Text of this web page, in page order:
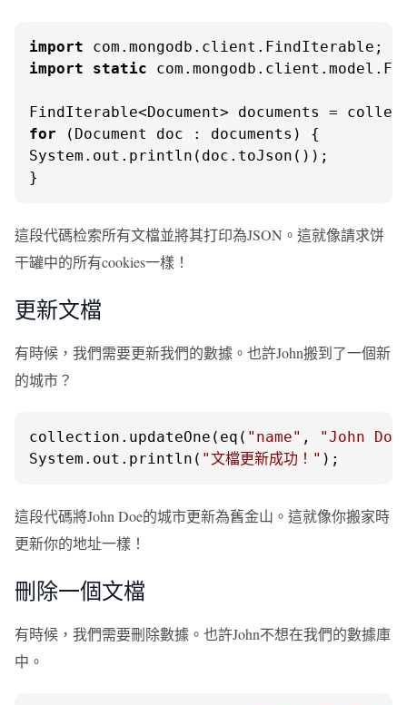
import
import
static
for (Document doc : documents) {
System.out.println(doc.toJson());
}
這段代碼检索所有文檔並將其打印為JSON。這就像請求饼
干罐中的所有cookies一樣！
更新文檔
有時候，我們需要更新我們的數據。也許John搬到了一個新
的城市？
collection.updateOne(eq( "name" ,
"John
System.out.println( "文檔更新成功！" );
這段代碼將John Doe的城市更新為舊金山。這就像你搬家時
更新你的地址一樣！
刪除一個文檔
有時候，我們需要刪除數據。也許John不想在我們的數據庫
中。